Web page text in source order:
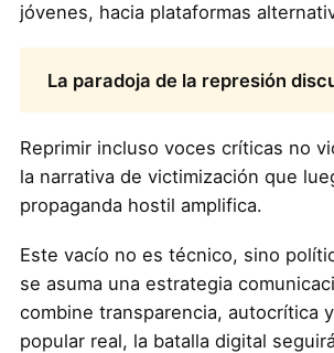
jóvenes, hacia plataformas
La paradoja de la represión
Reprimir incluso voces críticas no
la narrativa de victimización que
propaganda hostil amplifica.
Este vacío no es técnico, sino
se asuma una estrategia
combine transparencia, autocrítica
popular real, la batalla digital